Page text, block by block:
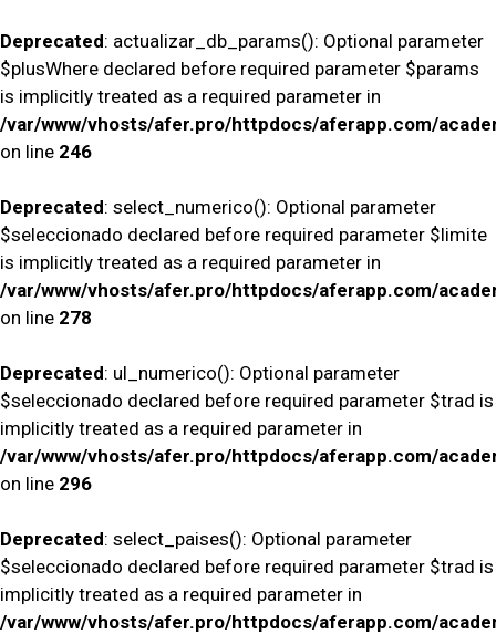
Deprecated: actualizar_db_params(): Optional parameter
$plusWhere declared before required parameter $params
is implicitly treated as a required parameter in
/var/www/vhosts/afer.pro/httpdocs/aferapp.com/
on line 246
Deprecated: select_numerico(): Optional parameter
$seleccionado declared before required parameter $limite
is implicitly treated as a required parameter in
/var/www/vhosts/afer.pro/httpdocs/aferapp.com/
on line 278
Deprecated: ul_numerico(): Optional parameter
$seleccionado declared before required parameter $trad is
implicitly treated as a required parameter in
/var/www/vhosts/afer.pro/httpdocs/aferapp.com/
on line 296
Deprecated: select_paises(): Optional parameter
$seleccionado declared before required parameter $trad is
implicitly treated as a required parameter in
/var/www/vhosts/afer.pro/httpdocs/aferapp.com/